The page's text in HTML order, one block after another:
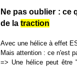
Ne pas oublier : ce
de la traction
Avec une hélice à effet
Mais attention : ce n'est
=> Une hélice peut être